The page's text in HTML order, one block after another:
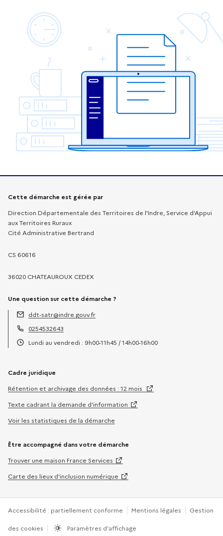
Informations sur la démarche
Cette démarche est gérée par
Direction Départementale des Territoires de l'Indre, Service d'Appui
aux Territoires Ruraux
Cité Administrative Bertrand
CS 60616
36020 CHATEAUROUX CEDEX
Une question sur cette démarche ?
Adresse électronique :
ddt-satr@indre.gouv.fr
Téléphone :
0254532643
Lundi au vendredi : 9h00-11h45 / 14h00-16h00
Cadre juridique
Rétention et archivage des données : 12 mois
Texte cadrant la demande d’information
Voir les statistiques de la démarche
Être accompagné dans votre démarche
Trouver une maison France Services
Carte des lieux d’inclusion numérique
Accessibilité : partiellement conforme Mentions légales Gestion
des cookies Paramètres d’affichage